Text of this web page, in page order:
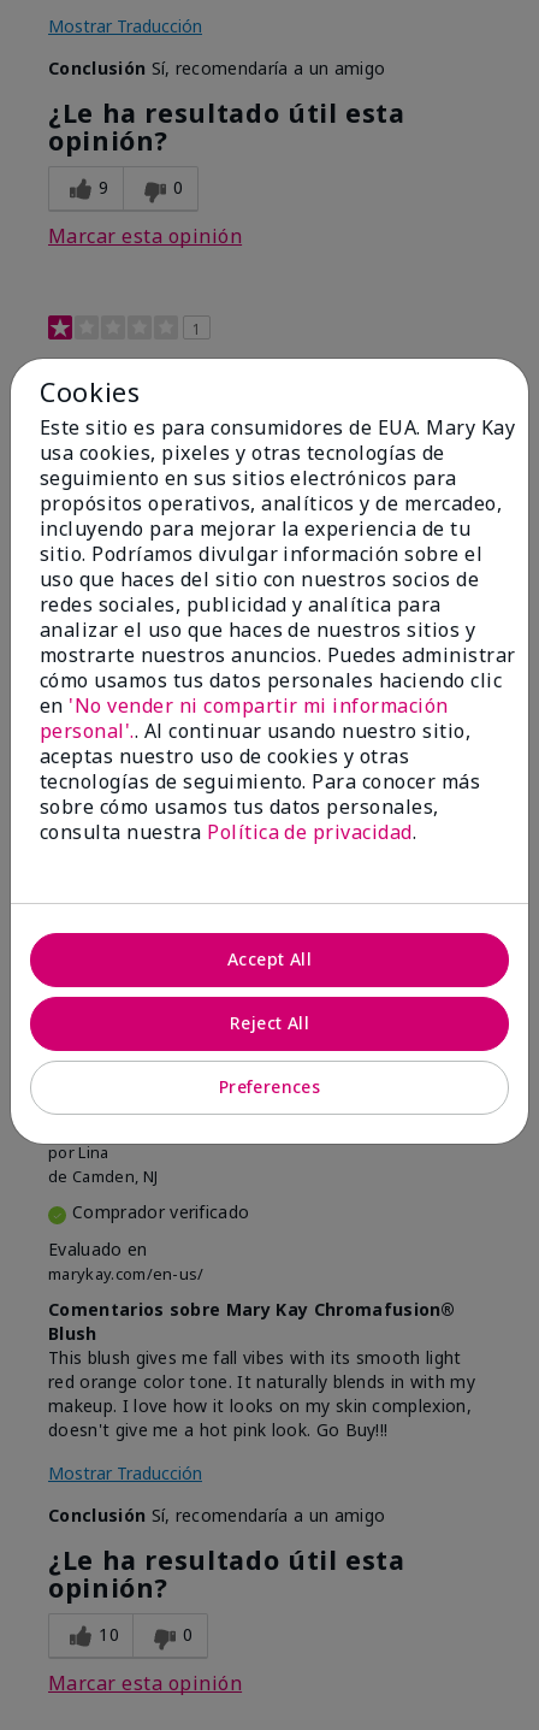
Mostrar Traducción
Conclusión Sí, recomendaría a un amigo
¿Le ha resultado útil esta
opinión?
9 0
Marcar esta opinión
1
Not a favorite
EnviadoHace 9 meses
por Bette B.
deGreen Valley
Comprador verificado
Evaluado en
marykay.com/en-us/
Comentarios sobre Mary Kay Chromafusion®
Blush
The blush is hard to get used to - it goes on very
heavy and then needs to be softened. I think I will
stick with my old brand for now.
Mostrar Traducción
ConclusiónNo, no recomendaría a un amigo
¿Le ha resultado útil esta
16 5
Marcar esta opinión
porLina
de Camden, NJ
Comprador verificado
Evaluado en
marykay.com/en-us/
Comentarios sobre Mary Kay Chromafusion®
Blush
This blush gives me fall vibes with its smooth light
red orange color tone. It naturally blends in with my
makeup. I love how it looks on my skin complexion,
doesn't give me a hot pink look. Go Buy!!!
Mostrar Traducción
Conclusión Sí, recomendaría a un amigo
¿Le ha resultado útil esta
opinión?
10 0
Marcar esta opinión
Cookies
Este sitio es para consumidores de EUA. Mary Kay
usa cookies, pixeles y otras tecnologías de
seguimiento en sus sitios electrónicos para
propósitos operativos, analíticos y de mercadeo,
incluyendo para mejorar la experiencia de tu
sitio. Podríamos divulgar información sobre el
uso que haces del sitio con nuestros socios de
redes sociales, publicidad y analítica para
analizar el uso que haces de nuestros sitios y
mostrarte nuestros anuncios. Puedes administrar
cómo usamos tus datos personales haciendo clic
en 'No vender ni compartir mi información
personal'.. Al continuar usando nuestro sitio,
aceptas nuestro uso de cookies y otras
tecnologías de seguimiento. Para conocer más
sobre cómo usamos tus datos personales,
consulta nuestra Política de privacidad.
Preferences
Reject All
Accept All